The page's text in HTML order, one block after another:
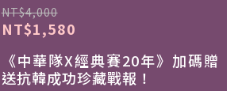
NT$4,000
NT$1,580
《中華隊X經典賽20年》加碼贈
送抗韓成功珍藏戰報！